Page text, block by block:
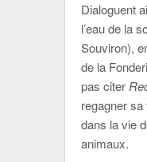
Dialoguent
l’eau de la
Souviron),
de la
pas citer
regagner
dans la vie
animaux.